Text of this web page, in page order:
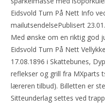
Eidsvold Turn På Nett Info
mailutsendelsePublisert
Med ønske om en riktig god
Eidsvold Turn På Nett
17.08.1896 i Skattebunes,
reflekser og grill fra MXparts
læreren tilbud). Billetten er
Sitteunderlag settes ved